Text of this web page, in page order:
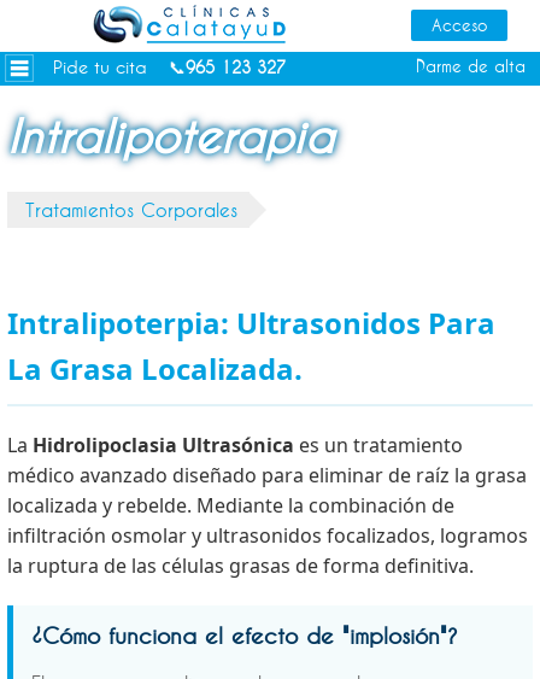
Pide tu cita 📞965 123 327 Darme de alta
Dietas personalizadas
Tratamientos Corporales
Depilación Láser Alicante
Intralipoterapia
Tratamientos Corporales
Intralipoterpia: Ultrasonidos Para
La Grasa Localizada.
La Hidrolipoclasia Ultrasónica es un tratamiento
médico avanzado diseñado para eliminar de raíz la grasa
localizada y rebelde. Mediante la combinación de
infiltración osmolar y ultrasonidos focalizados, logramos
la ruptura de las células grasas de forma definitiva.
¿Cómo funciona el efecto de "implosión"?